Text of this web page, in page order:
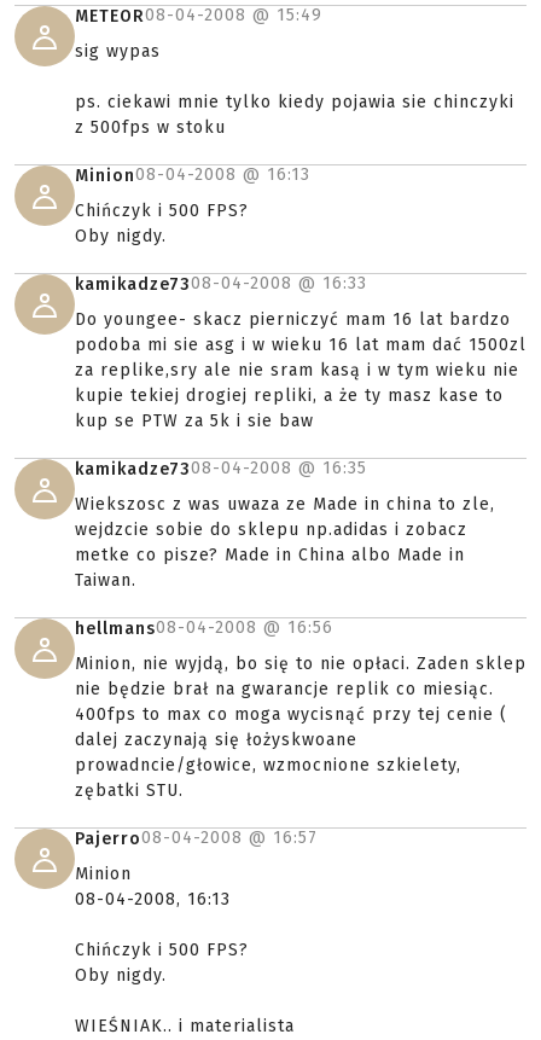
METEOR08-04-2008 @ 15:49
sig wypas
ps. ciekawi mnie tylko kiedy pojawia sie chinczyki
z 500fps w stoku
Minion08-04-2008 @ 16:13
Chińczyk i 500 FPS?
Oby nigdy.
kamikadze7308-04-2008 @ 16:33
Do youngee- skacz pierniczyć mam 16 lat bardzo
podoba mi sie asg i w wieku 16 lat mam dać 1500zl
za replike,sry ale nie sram kasą i w tym wieku nie
kupie tekiej drogiej repliki, a że ty masz kase to
kup se PTW za 5k i sie baw
kamikadze7308-04-2008 @ 16:35
Wiekszosc z was uwaza ze Made in china to zle,
wejdzcie sobie do sklepu np.adidas i zobacz
metke co pisze? Made in China albo Made in
Taiwan.
hellmans08-04-2008 @ 16:56
Minion, nie wyjdą, bo się to nie opłaci. Zaden sklep
nie będzie brał na gwarancje replik co miesiąc.
400fps to max co moga wycisnąć przy tej cenie (
dalej zaczynają się łożyskwoane
prowadncie/głowice, wzmocnione szkielety,
zębatki STU.
Pajerro08-04-2008 @ 16:57
Minion
08-04-2008, 16:13
Chińczyk i 500 FPS?
Oby nigdy.
WIEŚNIAK.. i materialista